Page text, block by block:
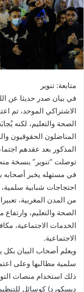
متابعة: تنوير
في بيان صدر حديثا عن
الصحة والتعليم، لكنه
المناضلون الحقوقيون
المذكور بعد عقدهم
توصلت “تنوير” بنسخة
في مستهله يخبر أصحابه
من المدن المغربية،
الصحة والتعليم،
الخدمات الاجتماعية،
الاجتماعية.
ويعلم أصحاب البيان بكل
سلمية مطالبها وعلى
ذلك استخدام منصات
ديسكورد) كوسائل